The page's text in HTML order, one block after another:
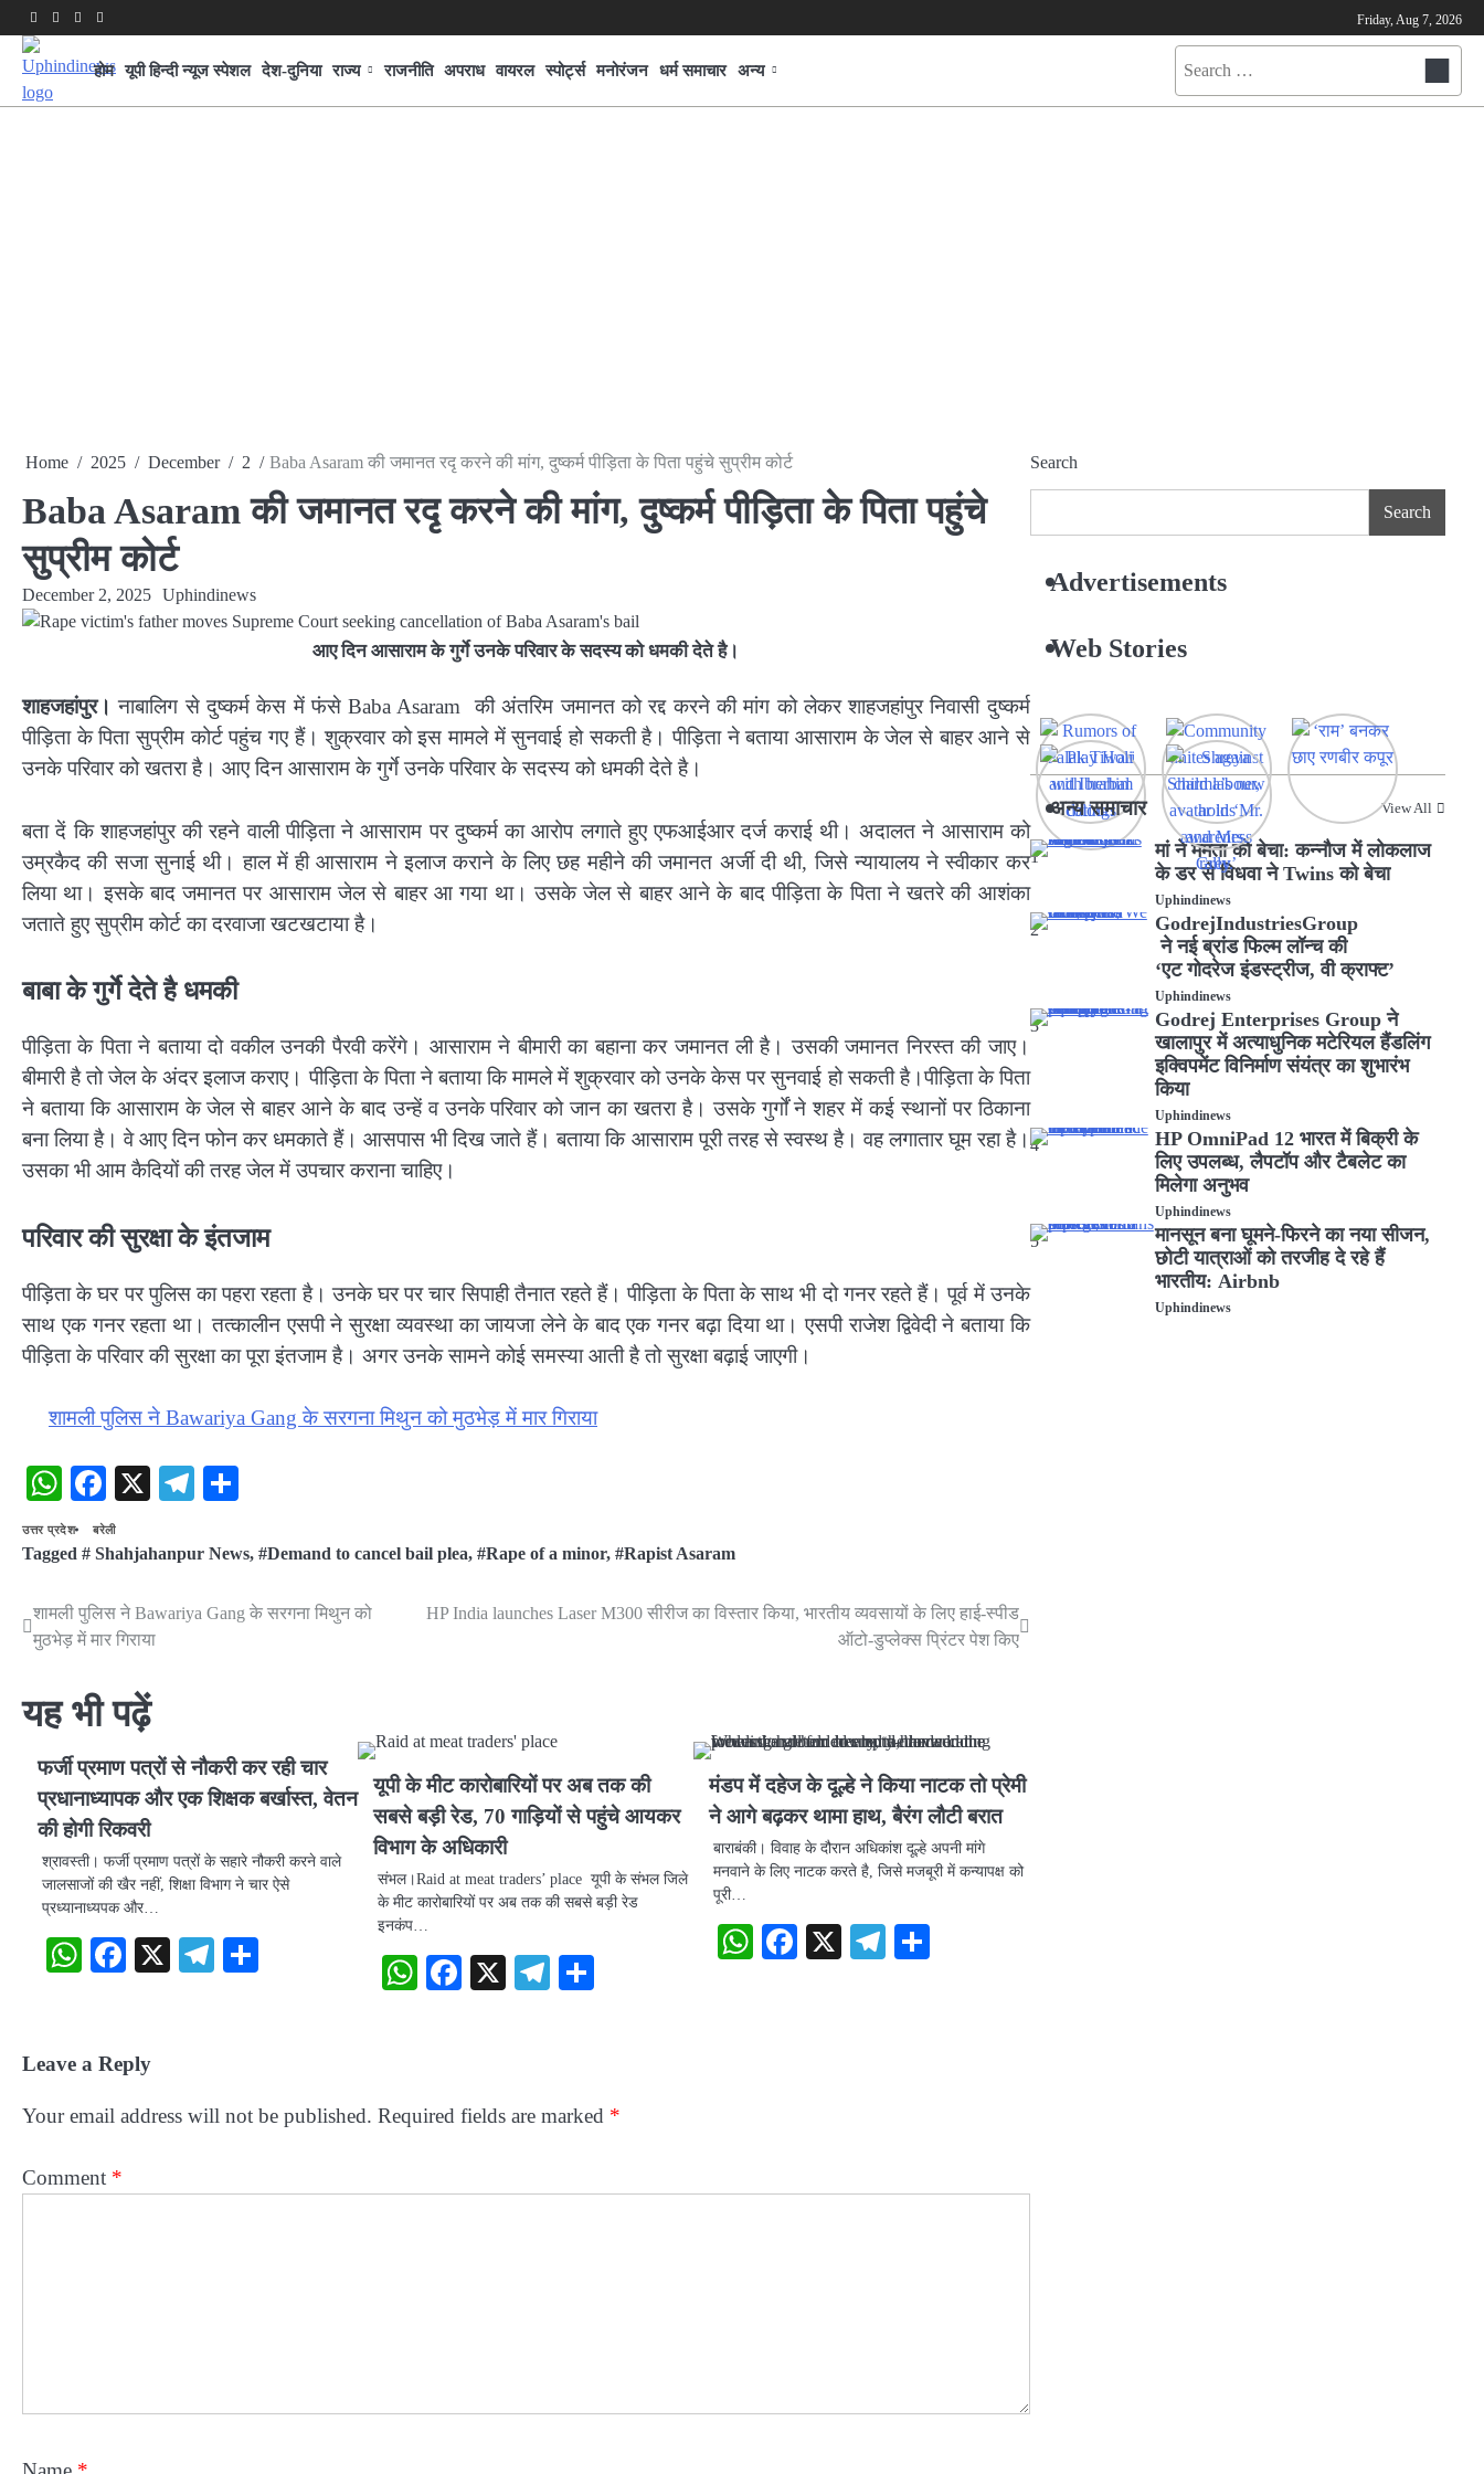
to
content
Facebook
TwitterYoutubeLinkedin Friday, Aug 7, 2026
होम यूपी हिन्दी न्यूज स्पेशल देश-दुनिया राज्य राजनीति अपराध वायरल स्पोर्ट्स मनोरंजन धर्म समाचार अन्य
Search
Home 2025 December 2 Baba Asaram की जमानत रदृ करने की मांग, दुष्कर्म पीड़िता के पिता पहुंचे सुप्रीम कोर्ट
Baba Asaram की जमानत रदृ करने की मांग, दुष्कर्म पीड़िता के पिता पहुंचे
सुप्रीम कोर्ट
December 2, 2025 Uphindinews
आए दिन आसाराम के गुर्गे उनके परिवार के सदस्य को धमकी देते है।
शाहजहांपुर। नाबालिग से दुष्कर्म केस में फंसे Baba Asaram की अंतरिम जमानत को रद्द करने की मांग को लेकर शाहजहांपुर निवासी दुष्कर्म
पीड़िता के पिता सुप्रीम कोर्ट पहुंच गए हैं। शुक्रवार को इस मामले में सुनवाई हो सकती है। पीड़िता ने बताया आसाराम के जेल से बाहर आने से
उनके परिवार को खतरा है। आए दिन आसाराम के गुर्गे उनके परिवार के सदस्य को धमकी देते है।
बता दें कि शाहजहांपुर की रहने वाली पीड़िता ने आसाराम पर दुष्कर्म का आरोप लगाते हुए एफआईआर दर्ज कराई थी। अदालत ने आसाराम को
उम्रकैद की सजा सुनाई थी। हाल में ही आसाराम ने इलाज कराने के लिए छह महीने की जमानत अर्जी दी थी, जिसे न्यायालय ने स्वीकार कर
लिया था। इसके बाद जमानत पर आसाराम जेल से बाहर आ गया था। उसके जेल से बाहर आने के बाद पीड़िता के पिता ने खतरे की आशंका
जताते हुए सुप्रीम कोर्ट का दरवाजा खटखटाया है।
बाबा के गुर्गे देते है धमकी
पीड़िता के पिता ने बताया दो वकील उनकी पैरवी करेंगे। आसाराम ने बीमारी का बहाना कर जमानत ली है। उसकी जमानत निरस्त की जाए।
बीमारी है तो जेल के अंदर इलाज कराए। पीड़िता के पिता ने बताया कि मामले में शुक्रवार को उनके केस पर सुनवाई हो सकती है।पीड़िता के पिता
ने बताया कि आसाराम के जेल से बाहर आने के बाद उन्हें व उनके परिवार को जान का खतरा है। उसके गुर्गों ने शहर में कई स्थानों पर ठिकाना
बना लिया है। वे आए दिन फोन कर धमकाते हैं। आसपास भी दिख जाते हैं। बताया कि आसाराम पूरी तरह से स्वस्थ है। वह लगातार घूम रहा है।
उसका भी आम कैदियों की तरह जेल में उपचार कराना चाहिए।
परिवार की सुरक्षा के इंतजाम
पीड़िता के घर पर पुलिस का पहरा रहता है। उनके घर पर चार सिपाही तैनात रहते हैं। पीड़िता के पिता के साथ भी दो गनर रहते हैं। पूर्व में उनके
साथ एक गनर रहता था। तत्कालीन एसपी ने सुरक्षा व्यवस्था का जायजा लेने के बाद एक गनर बढ़ा दिया था। एसपी राजेश द्विवेदी ने बताया कि
पीड़िता के परिवार की सुरक्षा का पूरा इंतजाम है। अगर उनके सामने कोई समस्या आती है तो सुरक्षा बढ़ाई जाएगी।
शामली पुलिस ने Bawariya Gang के सरगना मिथुन को मुठभेड़ में मार गिराया
WhatsApp
Facebook
X Telegram
उत्तर प्रदेश बरेली
Tagged # Shahjahanpur News, #Demand to cancel bail plea, #Rape of a minor, #Rapist Asaram
Post
navigation
शामली पुलिस ने Bawariya Gang के सरगना मिथुन को
मुठभेड़ में मार गिराया
HP India launches Laser M300 सीरीज का विस्तार किया, भारतीय व्यवसायों के लिए हाई-स्पीड
ऑटो-डुप्लेक्स प्रिंटर पेश किए
यह भी पढ़ें
फर्जी प्रमाण पत्रों से नौकरी कर रही चार
प्रधानाध्यापक और एक शिक्षक बर्खास्त, वेतन
की होगी रिकवरी
श्रावस्ती। फर्जी प्रमाण पत्रों के सहारे नौकरी करने वाले
जालसाजों की खैर नहीं, शिक्षा विभाग ने चार ऐसे
प्रध्यानाध्यपक और…
WhatsApp
Facebook
X Telegram
यूपी के मीट कारोबारियों पर अब तक की
सबसे बड़ी रेड, 70 गाड़ियों से पहुंचे आयकर
विभाग के अधिकारी
संभल।Raid at meat traders’ place यूपी के संभल जिले
के मीट कारोबारियों पर अब तक की सबसे बड़ी रेड
इनकंप…
WhatsApp
Facebook
X Telegram
मंडप में दहेज के दूल्हे ने किया नाटक तो प्रेमी
ने आगे बढ़कर थामा हाथ, बैरंग लौटी बरात
बाराबंकी। विवाह के दौरान अधिकांश दूल्हे अपनी मांगे
मनवाने के लिए नाटक करते है, जिसे मजबूरी में कन्यापक्ष को
पूरी…
WhatsApp
Facebook
X Telegram
Leave a Reply
Your email address will not be published. Required fields are marked *
Comment *
Search
Search
Advertisements
Web Stories
अन्य समाचार View All
1
मां ने ममता को बेचा: कन्नौज में लोकलाज
के डर से विधवा ने Twins को बेचा
Uphindinews
2
GodrejIndustriesGroup
ने नई ब्रांड फिल्म लॉन्च की
‘एट गोदरेज इंडस्ट्रीज, वी क्राफ्ट’
Uphindinews
3
Godrej Enterprises Group ने
खालापुर में अत्याधुनिक मटेरियल हैंडलिंग
इक्विपमेंट विनिर्माण संयंत्र का शुभारंभ
किया
Uphindinews
4
HP OmniPad 12 भारत में बिक्री के
लिए उपलब्ध, लैपटॉप और टैबलेट का
मिलेगा अनुभव
Uphindinews
5
मानसून बना घूमने-फिरने का नया सीजन,
छोटी यात्राओं को तरजीह दे रहे हैं
भारतीय: Airbnb
Uphindinews